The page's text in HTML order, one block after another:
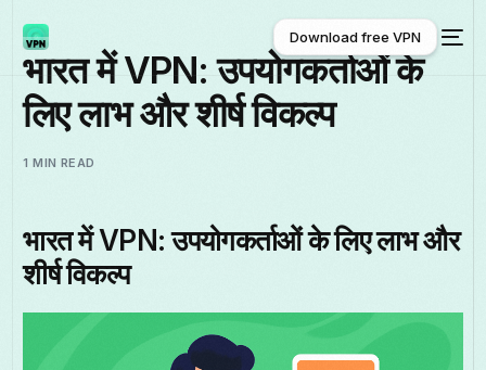
Download free VPN
Download free VPN
भारत में VPN: उपयोगकर्ताओं के
लिए लाभ और शीर्ष विकल्प
1 MIN READ
भारत में VPN: उपयोगकर्ताओं के लिए लाभ और
शीर्ष विकल्प